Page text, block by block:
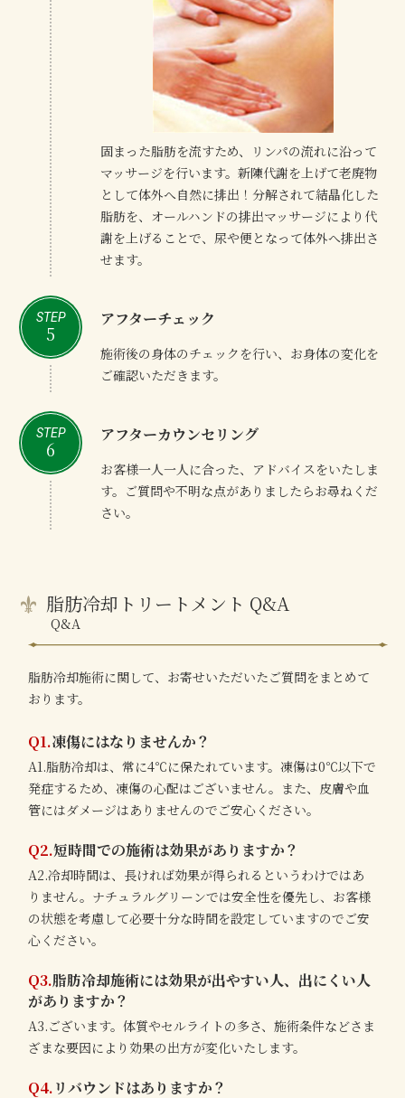
固まった脂肪を流すため、リンパの流れに沿って
マッサージを行います。新陳代謝を上げて老廃物
として体外へ自然に排出！分解されて結晶化した
脂肪を、オールハンドの排出マッサージにより代
謝を上げることで、尿や便となって体外へ排出さ
せます。
STEP
5
アフターチェック
施術後の身体のチェックを行い、お身体の変化を
ご確認いただきます。
STEP
6
アフターカウンセリング
お客様一人一人に合った、アドバイスをいたしま
す。ご質問や不明な点がありましたらお尋ねくだ
さい。
脂肪冷却トリートメント Q&A
Q&A
脂肪冷却施術に関して、お寄せいただいたご質問をまとめて
おります。
Q1.凍傷にはなりませんか？
A1.脂肪冷却は、常に4℃に保たれています。凍傷は0℃以下で
発症するため、凍傷の心配はございません。また、皮膚や血
管にはダメージはありませんのでご安心ください。
Q2.短時間での施術は効果がありますか？
A2.冷却時間は、長ければ効果が得られるというわけではあ
りません。ナチュラルグリーンでは安全性を優先し、お客様
の状態を考慮して必要十分な時間を設定していますのでご安
心ください。
Q3.脂肪冷却施術には効果が出やすい人、出にくい人
がありますか？
A3.ございます。体質やセルライトの多さ、施術条件などさま
ざまな要因により効果の出方が変化いたします。
Q4.リバウンドはありますか？